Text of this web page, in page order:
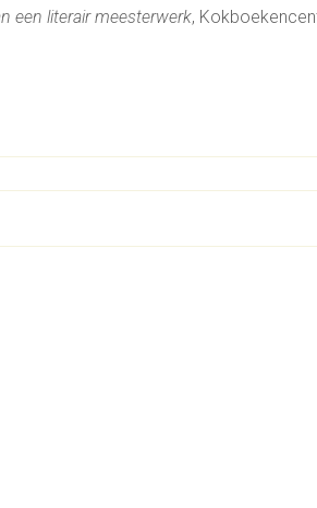
een literair meesterwerk,